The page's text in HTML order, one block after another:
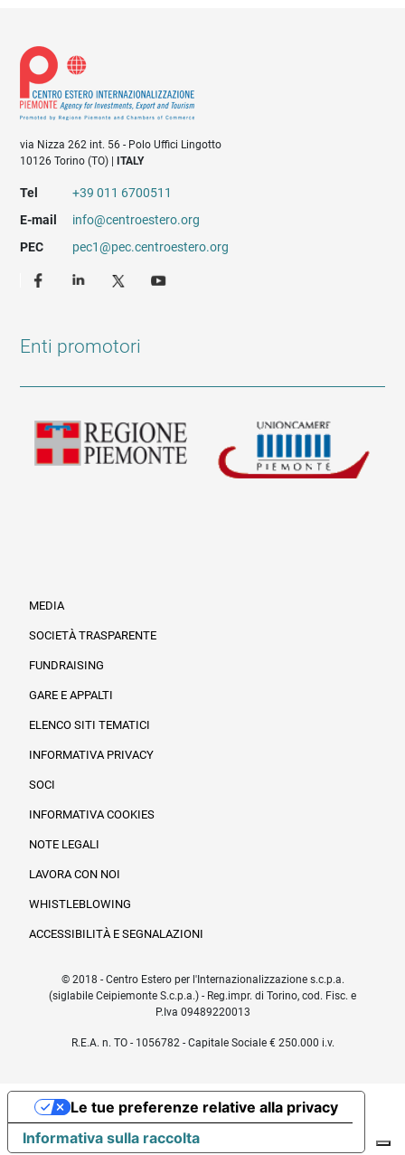
via Nizza 262 int. 56 - Polo Uffici Lingotto
10126 Torino (TO) |
ITALY
Tel
+39 011 6700511
E-mail
info@centroestero.org
PEC
pec1@pec.centroestero.org
Enti promotori
MEDIA
SOCIETÀ TRASPARENTE
FUNDRAISING
GARE E APPALTI
ELENCO SITI TEMATICI
INFORMATIVA PRIVACY
SOCI
INFORMATIVA COOKIES
NOTE LEGALI
LAVORA CON NOI
WHISTLEBLOWING
ACCESSIBILITÀ E SEGNALAZIONI
© 2018 - Centro Estero per l'Internazionalizzazione s.c.p.a.
(siglabile Ceipiemonte S.c.p.a.) - Reg.impr. di Torino, cod. Fisc. e
P.Iva 09489220013
R.E.A. n. TO - 1056782 - Capitale Sociale € 250.000 i.v.
Informativa sulla raccolta
Le tue preferenze relative alla privacy